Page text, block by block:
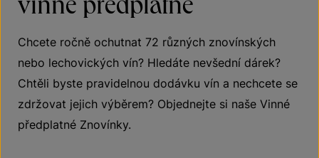
Chcete ročně ochutnat 72 různých znovínských
nebo lechovických vín? Hledáte nevšední dárek?
Chtěli byste pravidelnou dodávku vín a nechcete se
zdržovat jejich výběrem? Objednejte si naše Vinné
předplatné Znovínky.